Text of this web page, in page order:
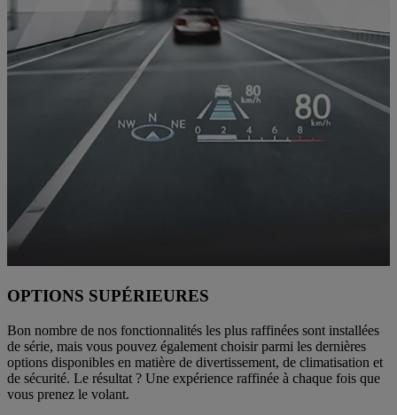
OPTIONS SUPÉRIEURES
Bon nombre de nos fonctionnalités les plus raffinées sont installées
de série, mais vous pouvez également choisir parmi les dernières
options disponibles en matière de divertissement, de climatisation et
de sécurité. Le résultat ? Une expérience raffinée à chaque fois que
vous prenez le volant.